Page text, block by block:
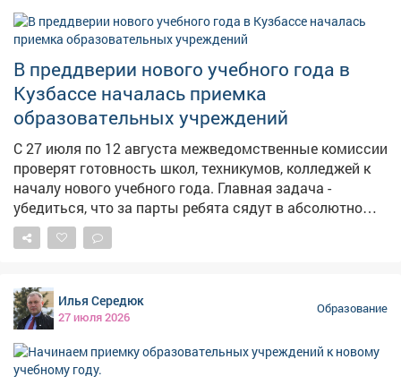
В преддверии нового учебного года в
Кузбассе началась приемка
образовательных учреждений
С 27 июля по 12 августа межведомственные комиссии
проверят готовность школ, техникумов, колледжей к
началу нового учебного года. Главная задача -
убедиться, что за парты ребята сядут в абсолютно
безопасных и комфортных условиях. Эксперты
проверят работу систем видеонаблюдения,
тушения огня и состояние эвакуационных выходов.
Все выявленные в ходе проверок недочеты будут
взяты на контроль и устранены в ближайшее время.
Обеспечение безопасности детей входит в Народную
программу Единой России. Подробнее на ako.ru
Илья Середюк
27 июля 2026
Образование